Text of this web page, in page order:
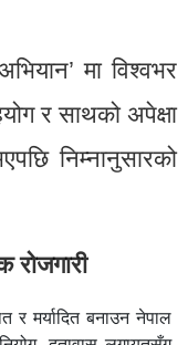
मा विश्वभर
र साथको अपेक्षा
निम्नानुसारको
रोजगारी
र मर्यादित बनाउन नेपाल